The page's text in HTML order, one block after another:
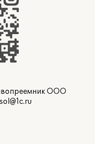
ООО